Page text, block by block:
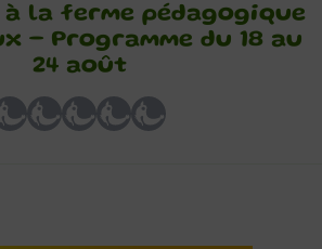
la ferme pédagogique
– Programme du 18 au
24 août